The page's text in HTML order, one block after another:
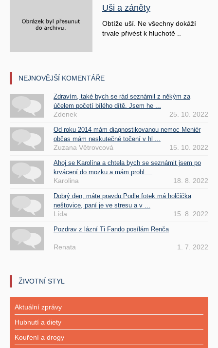
Uši a záněty
Obtíže uší. Ne všechny dokáží
trvale přivést k hluchotě ..
NEJNOVĚJŠÍ KOMENTÁŘE
Zdravím, také bych se rád seznámil z někým za
účelem početí bílého dítě. Jsem he ...
Zdenek 25. 10. 2022
Od roku 2014 mám diagnostikovanou nemoc Meniér
občas mám neskutečné točení v hl ...
Zuzana Větrovcová 15. 10. 2022
Ahoj se Karolína a chtela bych se seznámit jsem po
krvácení do mozku a mám probl ...
Karolina 18. 8. 2022
Dobrý den, máte pravdu.Podle fotek má holčička
neštovice, paní je ve stresu a v ...
Lída 15. 8. 2022
Pozdrav z lázní Ti Fando posílám Renča
Renata 1. 7. 2022
ŽIVOTNÍ STYL
Aktuální zprávy
Hubnutí a diety
Kouření a drogy